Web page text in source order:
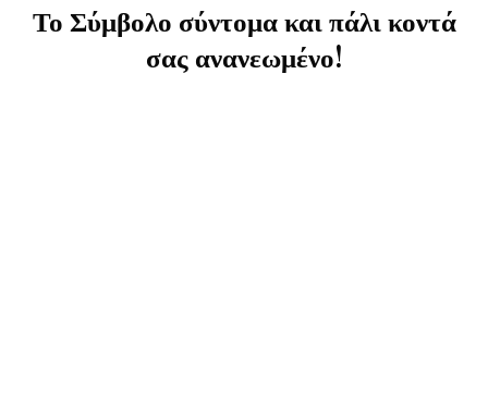
Το Σύμβολο σύντομα και πάλι κοντά
σας ανανεωμένο!